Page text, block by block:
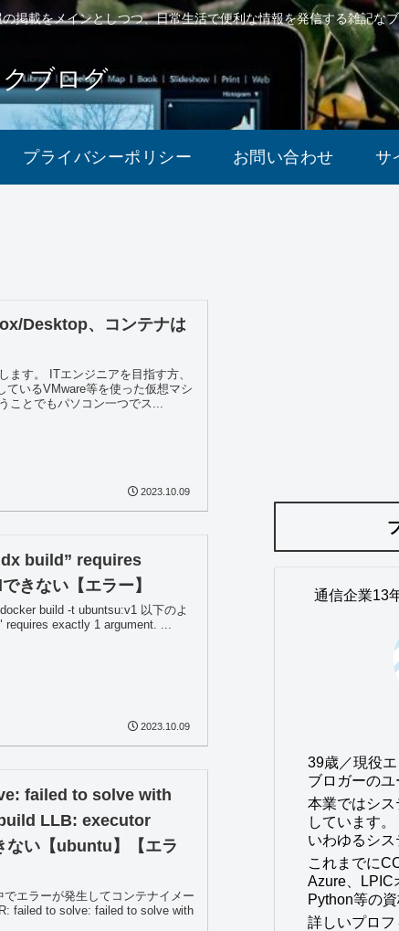
載をメインとしつつ、日常生活で便利な情報を発信する雑記な
ブログ
プライバシーポリシー お問い合わせ サ
Desktop、コンテナは
ます。 ITエンジニアを目指す方、
ているVMware等を使った仮想マシ
ことでもパソコン一つでス...
2023.10.09
build” requires
きない【エラー】
build -t ubuntsu:v1 以下のよ
exactly 1 argument. ...
2023.10.09
failed to solve with
LLB: executor
い【ubuntu】【エラ
エラーが発生してコンテナイメー
failed to solve: failed to solve with
通信企業13
39歳／現役
ブロガーのユ
本業ではシ
しています。
いわゆるシス
これまでに
Azure、LPIC
Python等の
詳しいプロフ